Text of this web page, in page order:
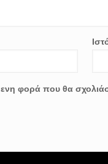
φορά που θα